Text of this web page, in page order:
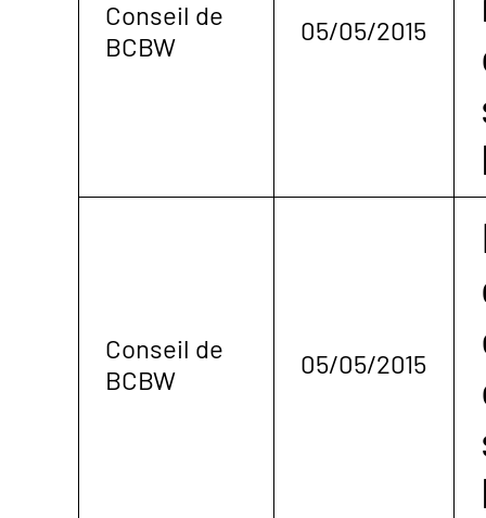
Conseil de
BCBW
05/05/2015
Conseil de
BCBW
05/05/2015